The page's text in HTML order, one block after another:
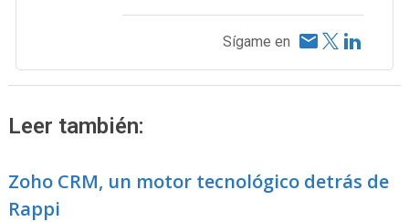
Sígame en
Leer también:
Zoho CRM, un motor tecnológico detrás de
Rappi